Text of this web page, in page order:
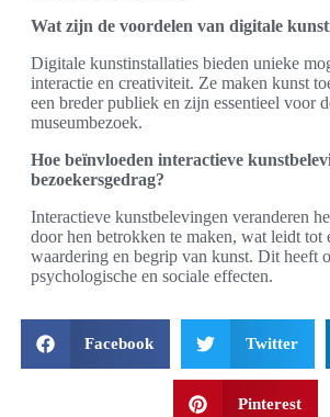
Wat zijn de voordelen van digitale
Digitale kunstinstallaties bieden unieke
interactie en creativiteit. Ze maken kunst
een breder publiek en zijn essentieel voor
museumbezoek.
Hoe beïnvloeden interactieve
bezoekersgedrag?
Interactieve kunstbelevingen veranderen
door hen betrokken te maken, wat leidt tot
waardering en begrip van kunst. Dit heeft
psychologische en sociale effecten.
Facebook Twitter
Pinterest